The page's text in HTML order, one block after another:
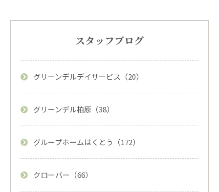
スタッフブログ
グリーンデルデイサービス（20）
グリーンデル柏原（38）
グループホームはくとう（172）
クローバー（66）